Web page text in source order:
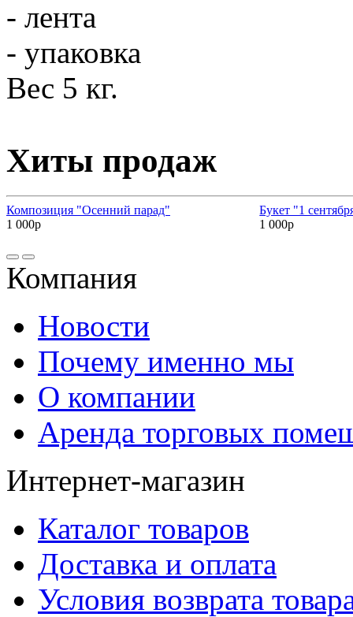
- лента
- упаковка
Вес 5 кг.
Хиты продаж
Композиция "Осенний парад"
1 000р
Букет "1
1 000р
Компания
Новости
Почему именно мы
О компании
Аренда торговых
Интернет-магазин
Каталог товаров
Доставка и оплата
Условия возврата